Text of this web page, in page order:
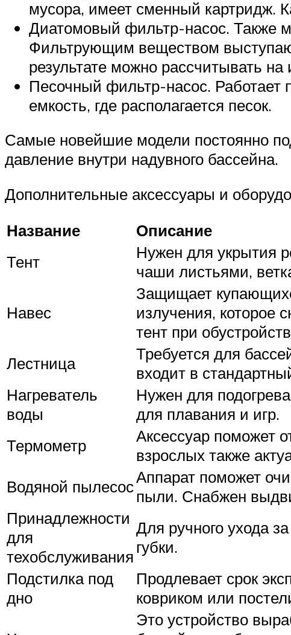
мусора, имеет сменный картридж.
Диатомовый фильтр-насос. Также
Фильтрующим веществом
результате можно рассчитывать
Песочный фильтр-насос. Работает
емкость, где располагается песок.
Самые новейшие модели постоянно
давление внутри надувного бассейна.
Дополнительные аксессуары и
Название
Описание
Тент
Нужен для укрытия
чаши листьями,
Навес
Защищает
излучения, которое
тент при
Лестница
Требуется для
входит в
Нагреватель
воды
Нужен для
для плавания и игр.
Термометр
Аксессуар поможет
взрослых также
Водяной пылесосАппарат поможет
пыли. Снабжен
Принадлежности
для
техобслуживания
Для ручного ухода
губки.
Подстилка под
дно
Продлевает срок
ковриком или
Это устройство